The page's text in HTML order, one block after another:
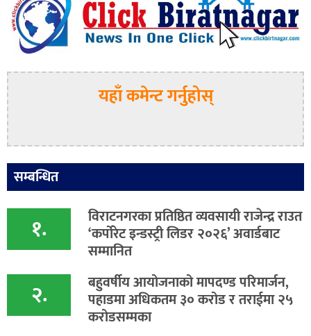
यहाँ कमेन्ट गर्नुहोस्
सम्बन्धित
१. विराटनगरका प्रतिष्ठित व्यवसायी राजेन्द्र राउत
‘कर्पोरेट इन्डस्ट्री लिडर २०२६’ अवार्डबाट
सम्मानित
२. बहुवर्षीय आयोजनाको मापदण्ड परिमार्जन,
पहाडमा अधिकतम ३० करोड र तराईमा २५
करोडसम्मका